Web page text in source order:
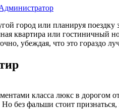
город или планируя
квартира или гостиничный
убеждая, что это гораздо
класса люкс в
без фальши стоит